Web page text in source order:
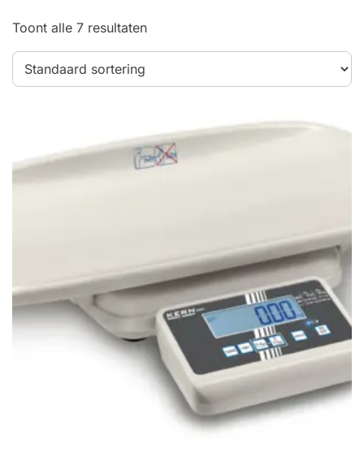
Toont alle 7 resultaten